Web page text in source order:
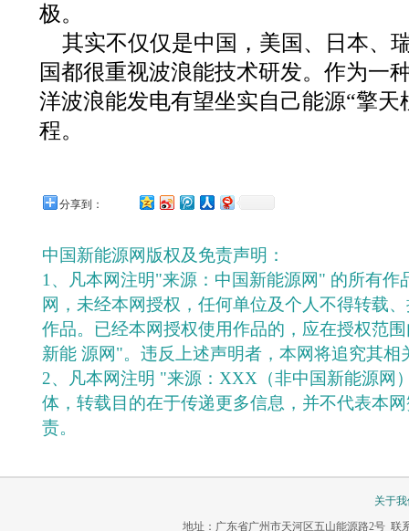
极。
其实不仅仅是中国，美国、日本、
国都很重视波浪能技术研发。作为一
洋波浪能发电有望坐实自己能源“擎
程。
分享到：
中国新能源网版权及免责声明：
1、凡本网注明"来源：中国新能源网" 的所有作
网，未经本网授权，任何单位及个人不得转载
作品。已经本网授权使用作品的，应在授权范
新能 源网"。违反上述声明者，本网将追究其相
2、凡本网注明 "来源：XXX（非中国新能源网
体，转载目的在于传递更多信息，并不代表本
责。
关于
地址：广东省广州市天河区五山能源路2号 联